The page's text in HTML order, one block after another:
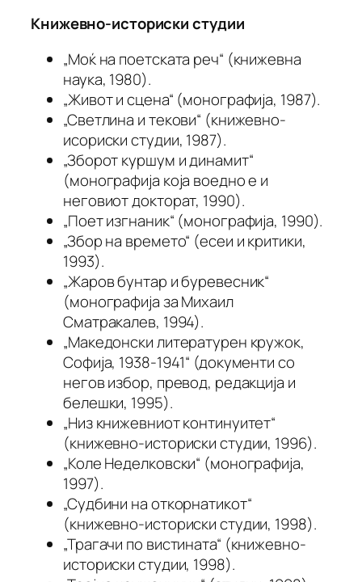
Книжевно-историски студии
„Моќ на поетската реч“ (книжевна
наука, 1980).
„Живот и сцена“ (монографија, 1987).
„Светлина и текови“ (книжевно-
исориски студии, 1987).
„Зборот куршум и динамит“
(монографија која воедно е и
неговиот докторат, 1990).
„Поет изгнаник“ (монографија, 1990).
„Збор на времето“ (есеи и критики,
1993).
„Жаров бунтар и буревесник“
(монографија за Михаил
Сматракалев, 1994).
„Македонски литературен кружок,
Софија, 1938-1941“ (документи со
негов избор, превод, редакција и
белешки, 1995).
„Низ книжевниот континуитет“
(книжевно-историски студии, 1996).
„Коле Неделковски“ (монографија,
1997).
„Судбини на откорнатикот“
(книжевно-историски студии, 1998).
„Трагачи по вистината“ (книжевно-
историски студии, 1998).